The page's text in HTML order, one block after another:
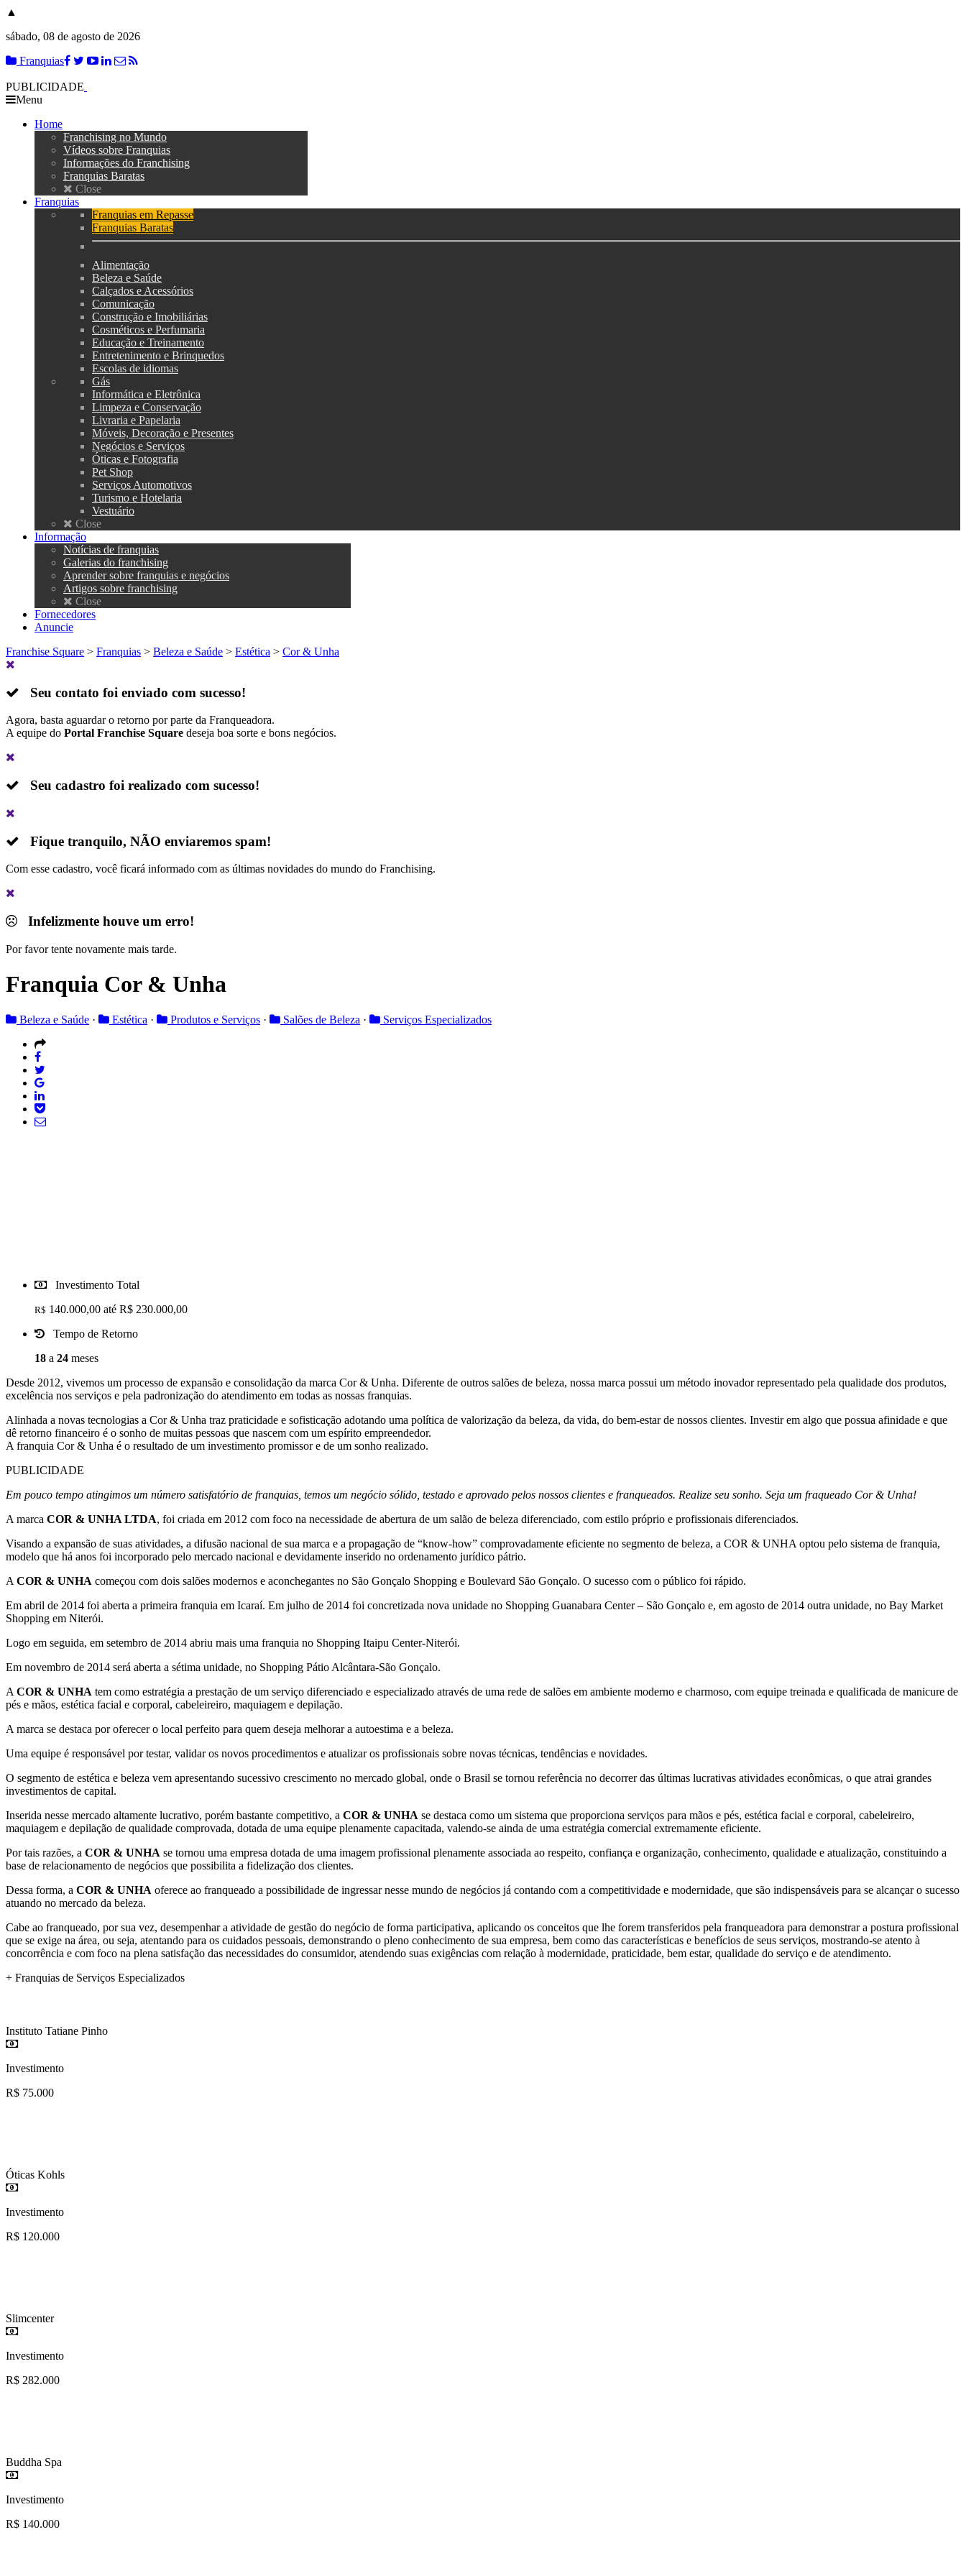
▲
sábado, 08 de agosto de 2026
Franquias
PUBLICIDADE
Menu
Home
Franchising no Mundo
Vídeos sobre Franquias
Informações do Franchising
Franquias Baratas
Close
Franquias
Franquias em Repasse
Franquias Baratas
Alimentação
Beleza e Saúde
Calçados e Acessórios
Comunicação
Construção e Imobiliárias
Cosméticos e Perfumaria
Educação e Treinamento
Entretenimento e Brinquedos
Escolas de idiomas
Gás
Informática e Eletrônica
Limpeza e Conservação
Livraria e Papelaria
Móveis, Decoração e Presentes
Negócios e Serviços
Óticas e Fotografia
Pet Shop
Serviços Automotivos
Turismo e Hotelaria
Vestuário
Close
Informação
Notícias de franquias
Galerias do franchising
Aprender sobre franquias e negócios
Artigos sobre franchising
Close
Fornecedores
Anuncie
Franchise Square > Franquias > Beleza e Saúde > Estética > Cor & Unha
Seu contato foi enviado com sucesso!
Agora, basta aguardar o retorno por parte da Franqueadora.
A equipe do Portal Franchise Square deseja boa sorte e bons negócios.
Seu cadastro foi realizado com sucesso!
Fique tranquilo, NÃO enviaremos spam!
Com esse cadastro, você ficará informado com as últimas novidades do mundo do Franchising.
Infelizmente houve um erro!
Por favor tente novamente mais tarde.
Franquia Cor & Unha
Beleza e Saúde · Estética · Produtos e Serviços · Salões de Beleza · Serviços Especializados
Investimento Total
R$ 140.000,00 até R$ 230.000,00
Tempo de Retorno
18 a 24 meses
Desde 2012, vivemos um processo de expansão e consolidação da marca Cor & Unha. Diferente de outros salões de beleza, nossa marca possui um método inovador representado pela qualidade dos produtos,
excelência nos serviços e pela padronização do atendimento em todas as nossas franquias.
Alinhada a novas tecnologias a Cor & Unha traz praticidade e sofisticação adotando uma política de valorização da beleza, da vida, do bem-estar de nossos clientes. Investir em algo que possua afinidade e que
dê retorno financeiro é o sonho de muitas pessoas que nascem com um espírito empreendedor.
A franquia Cor & Unha é o resultado de um investimento promissor e de um sonho realizado.
PUBLICIDADE
Em pouco tempo atingimos um número satisfatório de franquias, temos um negócio sólido, testado e aprovado pelos nossos clientes e franqueados. Realize seu sonho. Seja um fraqueado Cor & Unha!
A marca COR & UNHA LTDA, foi criada em 2012 com foco na necessidade de abertura de um salão de beleza diferenciado, com estilo próprio e profissionais diferenciados.
Visando a expansão de suas atividades, a difusão nacional de sua marca e a propagação de “know-how” comprovadamente eficiente no segmento de beleza, a COR & UNHA optou pelo sistema de franquia,
modelo que há anos foi incorporado pelo mercado nacional e devidamente inserido no ordenamento jurídico pátrio.
A COR & UNHA começou com dois salões modernos e aconchegantes no São Gonçalo Shopping e Boulevard São Gonçalo. O sucesso com o público foi rápido.
Em abril de 2014 foi aberta a primeira franquia em Icaraí. Em julho de 2014 foi concretizada nova unidade no Shopping Guanabara Center – São Gonçalo e, em agosto de 2014 outra unidade, no Bay Market
Shopping em Niterói.
Logo em seguida, em setembro de 2014 abriu mais uma franquia no Shopping Itaipu Center-Niterói.
Em novembro de 2014 será aberta a sétima unidade, no Shopping Pátio Alcântara-São Gonçalo.
A COR & UNHA tem como estratégia a prestação de um serviço diferenciado e especializado através de uma rede de salões em ambiente moderno e charmoso, com equipe treinada e qualificada de manicure de
pés e mãos, estética facial e corporal, cabeleireiro, maquiagem e depilação.
A marca se destaca por oferecer o local perfeito para quem deseja melhorar a autoestima e a beleza.
Uma equipe é responsável por testar, validar os novos procedimentos e atualizar os profissionais sobre novas técnicas, tendências e novidades.
O segmento de estética e beleza vem apresentando sucessivo crescimento no mercado global, onde o Brasil se tornou referência no decorrer das últimas lucrativas atividades econômicas, o que atrai grandes
investimentos de capital.
Inserida nesse mercado altamente lucrativo, porém bastante competitivo, a COR & UNHA se destaca como um sistema que proporciona serviços para mãos e pés, estética facial e corporal, cabeleireiro,
maquiagem e depilação de qualidade comprovada, dotada de uma equipe plenamente capacitada, valendo-se ainda de uma estratégia comercial extremamente eficiente.
Por tais razões, a COR & UNHA se tornou uma empresa dotada de uma imagem profissional plenamente associada ao respeito, confiança e organização, conhecimento, qualidade e atualização, constituindo a
base de relacionamento de negócios que possibilita a fidelização dos clientes.
Dessa forma, a COR & UNHA oferece ao franqueado a possibilidade de ingressar nesse mundo de negócios já contando com a competitividade e modernidade, que são indispensáveis para se alcançar o sucesso
atuando no mercado da beleza.
Cabe ao franqueado, por sua vez, desempenhar a atividade de gestão do negócio de forma participativa, aplicando os conceitos que lhe forem transferidos pela franqueadora para demonstrar a postura profissional
que se exige na área, ou seja, atentando para os cuidados pessoais, demonstrando o pleno conhecimento de sua empresa, bem como das características e benefícios de seus serviços, mostrando-se atento à
concorrência e com foco na plena satisfação das necessidades do consumidor, atendendo suas exigências com relação à modernidade, praticidade, bem estar, qualidade do serviço e de atendimento.
+ Franquias de Serviços Especializados
Instituto Tatiane Pinho
Investimento
R$ 75.000
Óticas Kohls
Investimento
R$ 120.000
Slimcenter
Investimento
R$ 282.000
Buddha Spa
Investimento
R$ 140.000